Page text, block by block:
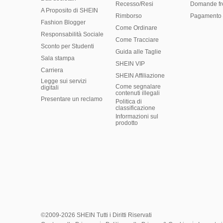
A Proposito di SHEIN
Fashion Blogger
Responsabilità Sociale
Sconto per Studenti
Sala stampa
Carriera
Legge sui servizi
digitali
Presentare un reclamo
Recesso/Resi
Rimborso
Come Ordinare
Come Tracciare
Guida alle Taglie
SHEIN VIP
SHEIN Affiliazione
Come segnalare
contenuti illegali
Politica di
classificazione
​Informazioni sul
prodotto
Domande
Pagamento
©2009-2026 SHEIN Tutti i Diritti Riservati